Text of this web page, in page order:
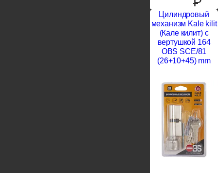
Цилиндровый
механизм Kale kilit
(Кале килит) с
вертушкой 164
OBS SCE/81
(26+10+45) mm